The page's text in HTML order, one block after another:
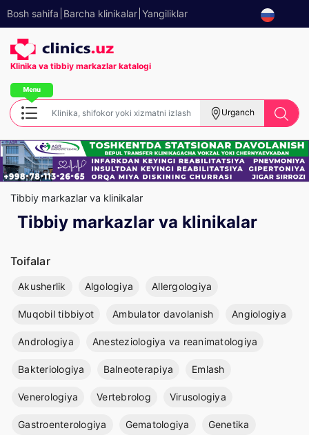
Bosh sahifa Barcha klinikalar Yangiliklar
Klinika va tibbiy markazlar katalogi
Urganch
Tibbiy markazlar va klinikalar
Tibbiy markazlar va klinikalar
Toifalar
Akusherlik Algologiya Allergologiya
Muqobil tibbiyot Ambulator davolanish Angiologiya
Andrologiya Anesteziologiya va reanimatologiya
Bakteriologiya Balneoterapiya Emlash
Venerologiya Vertebrolog Virusologiya
Gastroenterologiya Gematologiya Genetika